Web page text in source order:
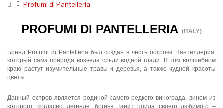
Profumi di Pantelleria
PROFUMI DI PANTELLERIA (ITALY)
Бренд Profumi di Pantelleria был создан в честь острова Пантеллерия,
который сама природа возвела среди водной глади. В том волшебном
краю растут изумительные травы и деревья, а также чудной красоты
цветы.
Данный остров является родиной самого редкого винограда, вином из
которого, согласно легенде, богиня Танит поила своего любимого –